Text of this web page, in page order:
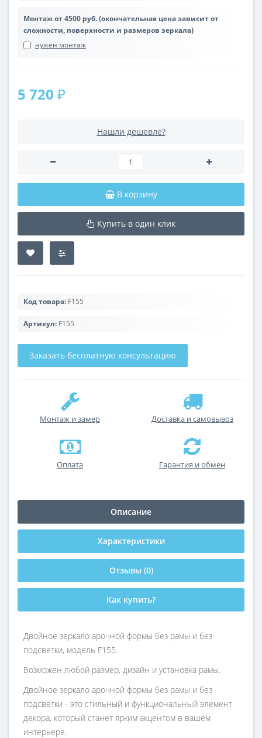
Монтаж от 4500 руб. (окончательная цена зависит от
сложности, поверхности и размеров зеркала)
нужен монтаж
5 720 ₽
Нашли дешевле?
В корзину
Купить в один клик
Код товара: F155
Артикул: F155
Заказать бесплатную консультацию
Монтаж и замер Доставка и самовывоз
Оплата Гарантия и обмен
Описание
Характеристики
Отзывы (0)
Как купить?
Двойное зеркало арочной формы без рамы и без
подсветки, модель F155.
Возможен любой размер, дизайн и установка рамы.
Двойное зеркало арочной формы без рамы и без
подсветки - это стильный и функциональный элемент
декора, который станет ярким акцентом в вашем
интерьере.